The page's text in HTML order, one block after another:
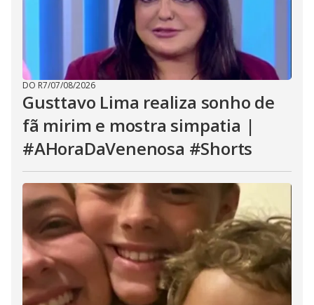
DO R7/07/08/2026
Gusttavo Lima realiza sonho de
fã mirim e mostra simpatia |
#AHoraDaVenenosa #Shorts